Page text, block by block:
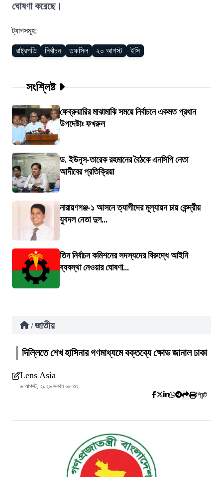
ঘোষণা করেছে।
ট্যাগসমূহ:
রাষ্ট্রপতি নির্বাচন তফসিল ২০ আগস্ট ইসি
সংশ্লিষ্ট
ফেব্রুয়ারির মাঝামাঝি সময়ে নির্বাচনে একমত প্রধান
উপদেষ্টাঃ ফখরুল
ড. ইউনূস-তারেক রহমানের বৈঠকে এনসিপি নেতা
আদীবের প্রতিক্রিয়া
নারায়ণগঞ্জ-১ আসনে ত্যাগীদের মূল্যায়ন চায় কেন্দ্রীয়
যুবদল নেতা দুল...
তিন নির্বাচন কমিশনের সদস্যদের বিরুদ্ধে আইনি
ব্যবস্থা নেওয়ার ঘোষণা...
/ জাতীয়
দিল্লিতে শেখ হাসিনার গণমাধ্যমে বক্তব্যে ক্ষোভ জানাল ঢাকা
Lens Asia
৬ আগস্ট, ২০২৬ সকাল ০৮:৩২
প্রিন্ট